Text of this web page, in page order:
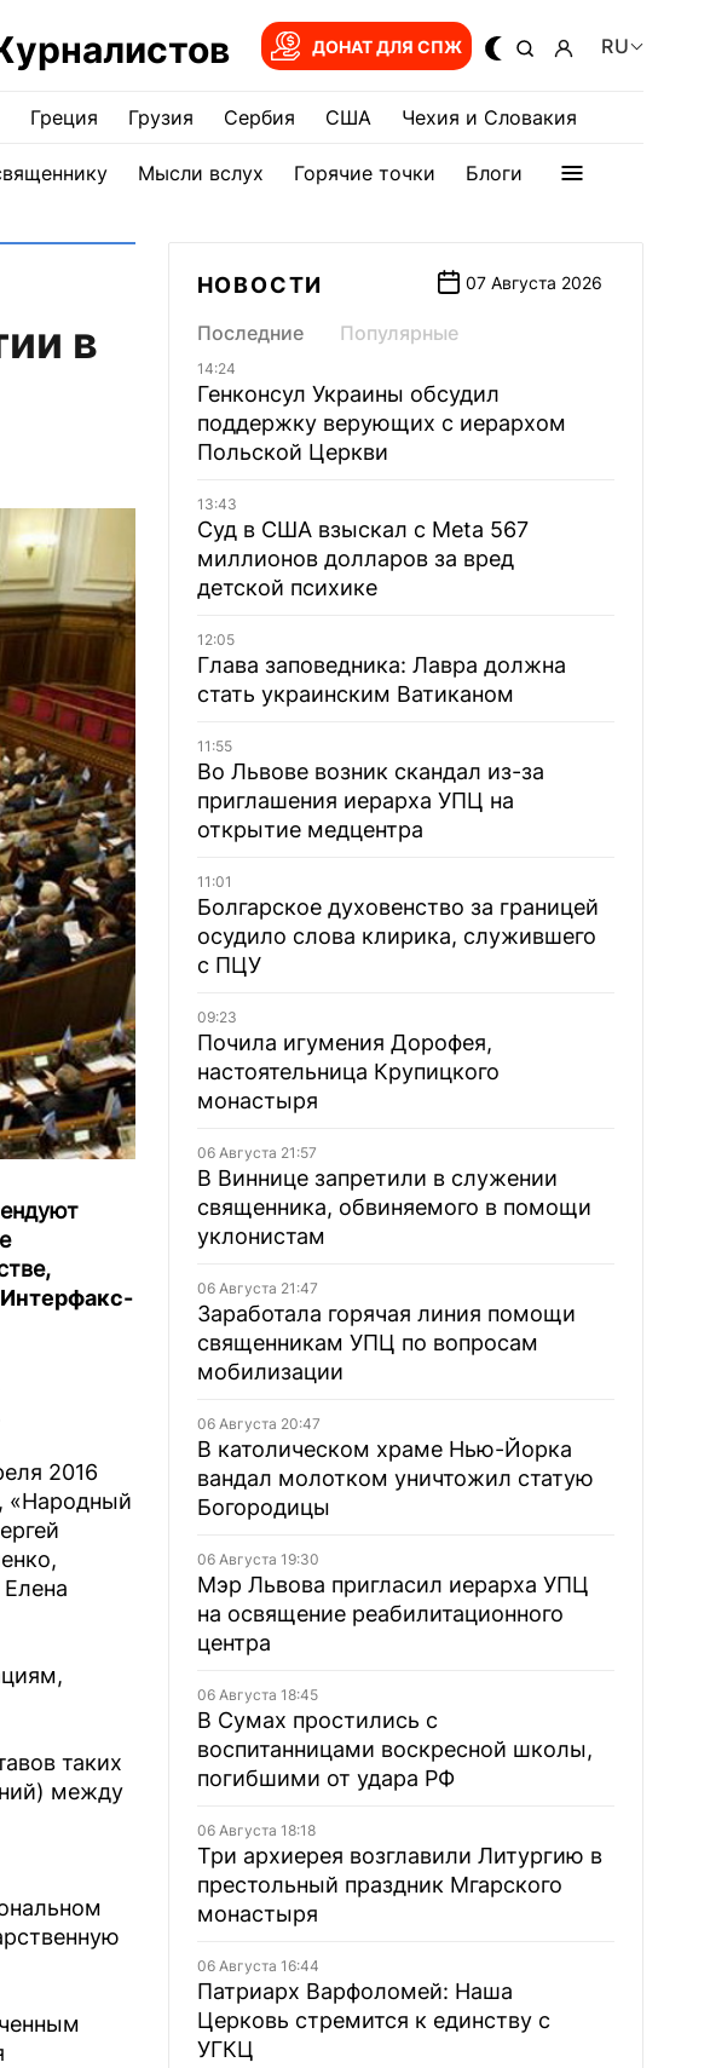
ДОНАТ ДЛЯ СПЖ RU
Греция Грузия Сербия США Чехия и Словакия
Мысли вслух Горячие точки Блоги
в
Интерфакс-
2016
«Народный
таких
между
НОВОСТИ 07 Августа 2026
Последние Популярные
14:24
Генконсул Украины обсудил
поддержку верующих с иерархом
Польской Церкви
13:43
Суд в США взыскал с Meta 567
миллионов долларов за вред
детской психике
12:05
Глава заповедника: Лавра должна
стать украинским Ватиканом
11:55
Во Львове возник скандал из-за
приглашения иерарха УПЦ на
открытие медцентра
11:01
Болгарское духовенство за границей
осудило слова клирика, служившего
с ПЦУ
09:23
Почила игумения Дорофея,
настоятельница Крупицкого
монастыря
06 Августа 21:57
В Виннице запретили в служении
священника, обвиняемого в помощи
уклонистам
06 Августа 21:47
Заработала горячая линия помощи
священникам УПЦ по вопросам
мобилизации
06 Августа 20:47
В католическом храме Нью-Йорка
вандал молотком уничтожил статую
Богородицы
06 Августа 19:30
Мэр Львова пригласил иерарха УПЦ
на освящение реабилитационного
центра
06 Августа 18:45
В Сумах простились с
воспитанницами воскресной школы,
погибшими от удара РФ
06 Августа 18:18
Три архиерея возглавили Литургию в
престольный праздник Мгарского
монастыря
06 Августа 16:44
Патриарх Варфоломей: Наша
Церковь стремится к единству с
УГКЦ